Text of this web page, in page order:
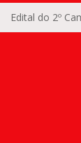
Edital do 2º